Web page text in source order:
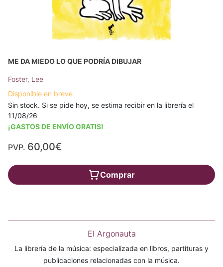
ME DA MIEDO LO QUE PODRÍA DIBUJAR
Foster, Lee
Disponible en breve
Sin stock. Si se pide hoy, se estima recibir en la librería el
11/08/26
¡GASTOS DE ENVÍO GRATIS!
PVP. 60,00€
Comprar
El Argonauta
La librería de la música: especializada en libros, partituras y
publicaciones relacionadas con la música.